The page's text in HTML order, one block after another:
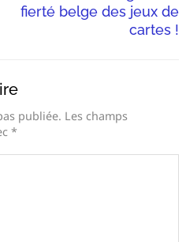
fierté belge des jeux de
cartes !
publiée. Les champs
*